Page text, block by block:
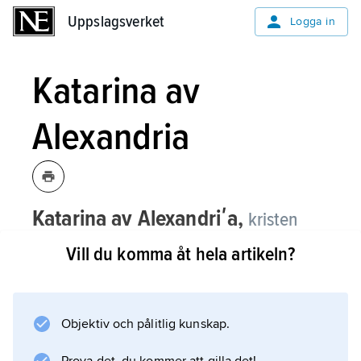
Uppslagsverket Logga in
Katarina av
Alexandria
Katarina av Alexandriʹa, kristen
martyr i Alexandria, förmodligen i
början av 300-talet.
med ett spikförsett hjul (därav den svenska
Vill du komma åt hela artikeln?
Objektiv och pålitlig kunskap.